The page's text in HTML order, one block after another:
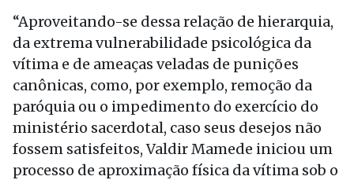
“Aproveitando-se dessa relação de hierarquia,
da extrema vulnerabilidade psicológica da
vítima e de ameaças veladas de punições
canônicas, como, por exemplo, remoção da
paróquia ou o impedimento do exercício do
ministério sacerdotal, caso seus desejos não
fossem satisfeitos, Valdir Mamede iniciou um
processo de aproximação física da vítima sob o